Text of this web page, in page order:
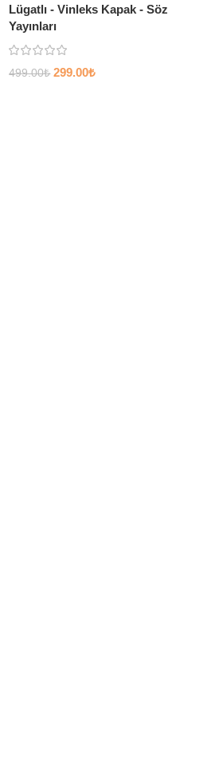
Lügatlı - Vinleks Kapak - Söz
Yayınları
499.00₺ 299.00₺